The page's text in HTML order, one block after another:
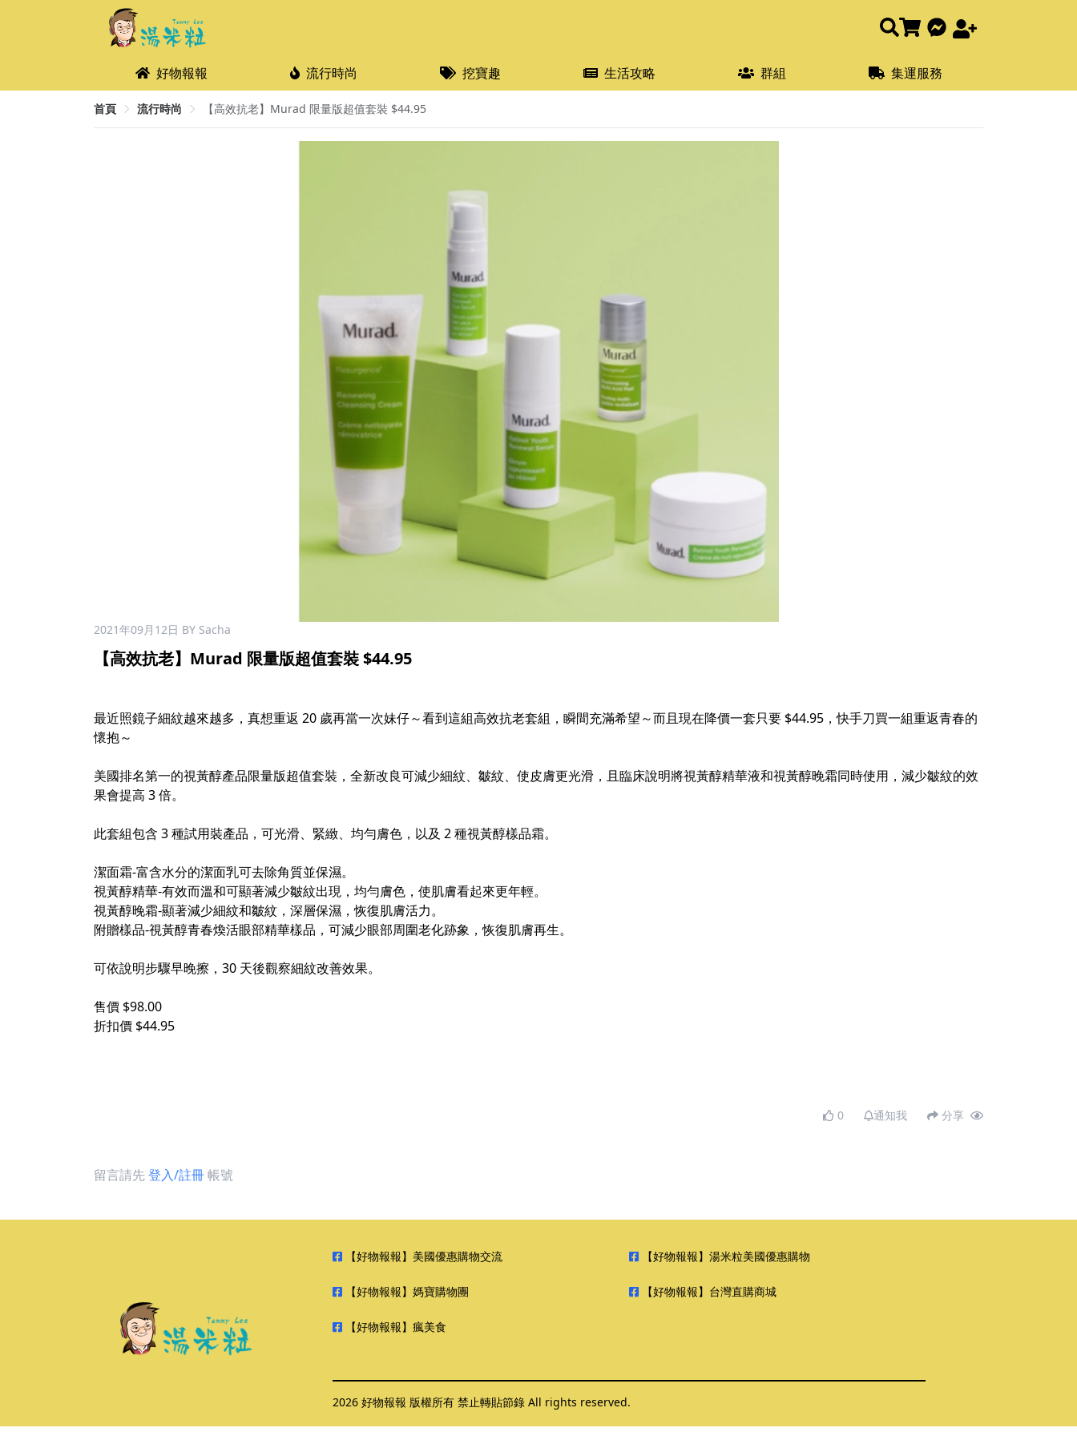
好物報報 流行時尚 挖寶趣 生活攻略 群組 集運服務
首頁 流行時尚 【高效抗老】Murad 限量版超值套裝 $44.95
2021年09月12日 BY Sacha
【高效抗老】Murad 限量版超值套裝 $44.95
最近照鏡子細紋越來越多，真想重返 20 歲再當一次妹仔～看到這組高效抗老套組，瞬間充滿希望～而且現在降價一套只要 $44.95，快手刀買一組重返青春的
懷抱～
美國排名第一的視黃醇產品限量版超值套裝，全新改良可減少細紋、皺紋、使皮膚更光滑，且臨床說明將視黃醇精華液和視黃醇晚霜同時使用，減少皺紋的效
果會提高 3 倍。
此套組包含 3 種試用裝產品，可光滑、緊緻、均勻膚色，以及 2 種視黃醇樣品霜。
潔面霜-富含水分的潔面乳可去除角質並保濕。
視黃醇精華-有效而溫和可顯著減少皺紋出現，均勻膚色，使肌膚看起來更年輕。
視黃醇晚霜-顯著減少細紋和皺紋，深層保濕，恢復肌膚活力。
附贈樣品-視黃醇青春煥活眼部精華樣品，可減少眼部周圍老化跡象，恢復肌膚再生。
可依說明步驟早晚擦，30 天後觀察細紋改善效果。
售價 $98.00
折扣價 $44.95
0 通知我 分享
留言請先登入/註冊帳號
【好物報報】美國優惠購物交流 【好物報報】湯米粒美國優惠購物
【好物報報】媽寶購物團 【好物報報】台灣直購商城
【好物報報】瘋美食
2026 好物報報 版權所有 禁止轉貼節錄 All rights reserved.